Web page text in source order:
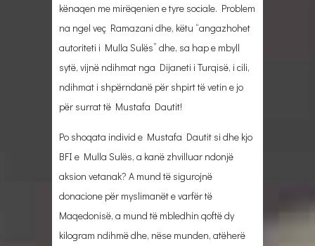
kënaqen me mirëqenien e tyre sociale. Problem
na ngel veç Ramazani dhe, këtu “angazhohet
autoriteti i Mulla Sulës” dhe, sa hap e mbyll
sytë, vijnë ndihmat nga Dijaneti i Turqisë, i cili,
ndihmat i shpërndanë për shpirt të vetin e jo
për surrat të Mustafa Dautit!
Po shoqata individ e Mustafa Dautit si dhe kjo
BFI e Mulla Sulës, a kanë zhvilluar ndonjë
aksion vetanak? A mund të sigurojnë
donacione për myslimanët e varfër të
Maqedonisë, a mund të mbledhin qoftë dy
kilogram ndihmë dhe, nëse munden, atëherë